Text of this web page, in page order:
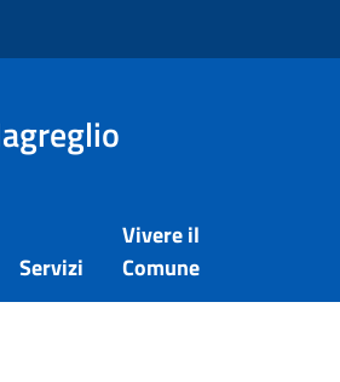
Servizi
Vivere il
Comune